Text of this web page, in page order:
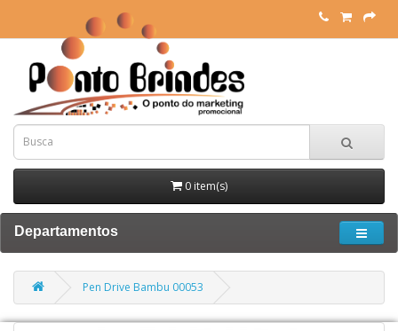
0 item(s)
Departamentos
Pen Drive Bambu 00053